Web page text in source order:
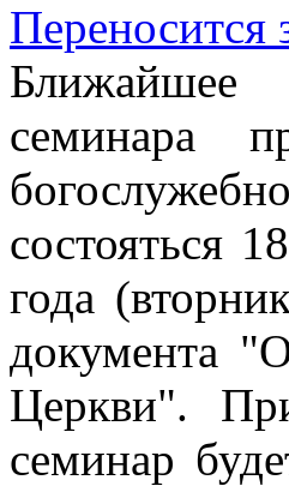
Переносится
Ближайшее
семинара
состояться
года
документа
Церкви".
семинар